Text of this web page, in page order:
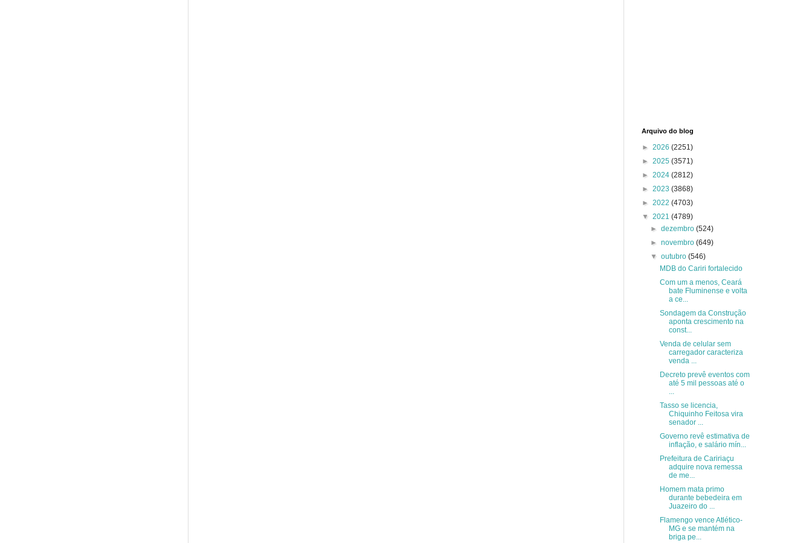
Arquivo do blog
► 2026 (2251)
► 2025 (3571)
► 2024 (2812)
► 2023 (3868)
► 2022 (4703)
▼ 2021 (4789)
►dezembro(524)
►novembro(649)
▼outubro(546)
MDB do Cariri fortalecido
Com um a menos, Ceará
bate Fluminense e volta
a ce...
Sondagem da Construção
aponta crescimento na
const...
Venda de celular sem
carregador caracteriza
venda ...
Decreto prevê eventos com
até 5 mil pessoas até o
...
Tasso se licencia,
Chiquinho Feitosa vira
senador ...
Governo revê estimativa de
inflação, e salário mín...
Prefeitura de Caririaçu
adquire nova remessa
de me...
Homem mata primo
durante bebedeira em
Juazeiro do ...
Flamengo vence Atlético-
MG e se mantém na
briga pe...